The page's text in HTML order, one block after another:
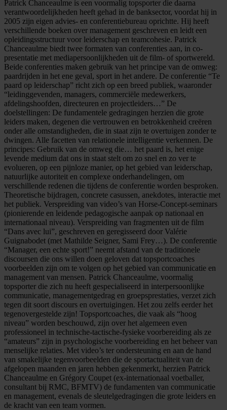
Patrick Chanceaulme is een voormalig topsporter die daarna
verantwoordelijkheden heeft gehad in de banksector, voordat hij in
2005 zijn eigen advies- en conferentiebureau oprichtte. Hij heeft
verschillende boeken over management geschreven en leidt een
opleidingsstructuur voor leiderschap en teamcohesie. Patrick
Chanceaulme biedt twee formaten van conferenties aan, in co-
presentatie met mediapersoonlijkheden uit de film- of sportwereld.
Beide conferenties maken gebruik van het principe van de omweg:
paardrijden in het ene geval, sport in het andere. De conferentie “Te
paard op leiderschap” richt zich op een breed publiek, waaronder
“leidinggevenden, managers, commerciële medewerkers,
afdelingshoofden, directeuren en projectleiders…” De
doelstellingen: De fundamentele gedragingen herzien die grote
leiders maken, degenen die vertrouwen en betrokkenheid creëren
onder alle omstandigheden, die in staat zijn te overtuigen zonder te
dwingen. Alle facetten van relationele intelligentie verkennen. De
principes: Gebruik van de omweg die… het paard is, het enige
levende medium dat ons in staat stelt om zo snel en zo ver te
evolueren, op een pijnloze manier, op het gebied van leiderschap,
natuurlijke autoriteit en complexe onderhandelingen, om
verschillende redenen die tijdens de conferentie worden besproken.
Theoretische bijdragen, concrete casussen, anekdotes, interactie met
het publiek. Verspreiding van video’s van Horse-Concept-seminars
(pionierende en leidende pedagogische aanpak op nationaal en
internationaal niveau). Verspreiding van fragmenten uit de film
“Dans avec lui”, geschreven en geregisseerd door Valérie
Guignabodet (met Mathilde Seigner, Sami Frey…). De conferentie
“Manager, een echte sport!” neemt afstand van de traditionele
discoursen die ons willen doen geloven dat topsportcoaches
voorbeelden zijn om te volgen op het gebied van communicatie en
management van mensen. Patrick Chanceaulme, voormalig
topsporter die zich nu heeft gespecialiseerd in interpersoonlijke
communicatie, managementgedrag en groepsprestaties, verzet zich
tegen dit soort discours en overtuigingen. Het zou zelfs eerder het
tegenovergestelde zijn! Topsportcoaches, die vaak als “hoog
niveau” worden beschouwd, zijn over het algemeen even
professioneel in technische-tactische-fysieke voorbereiding als ze
“amateurs” zijn in psychologische voorbereiding en het beheer van
menselijke relaties. Met video’s ter ondersteuning en aan de hand
van smakelijke tegenvoorbeelden die de sportactualiteit van de
afgelopen maanden en jaren hebben gekenmerkt, herzien Patrick
Chanceaulme en Grégory Coupet (ex-internationaal voetballer,
consultant bij RMC, BFMTV) de fundamenten van communicatie
en management, evenals de sleutelgedragingen die grote leiders en
de kracht van een team vormen.